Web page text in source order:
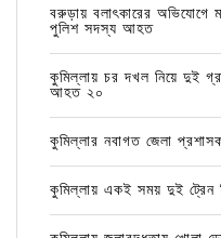
বরুড়ায় বলাৎকারের অভিযোগে
পুলিশ সদস্য আহত
কুমিল্লায় চর দখল নিয়ে দুই
আহত ২০
কুমিল্লার নবাগত জেলা
কুমিল্লায় একই সময় দুই ট্রেন